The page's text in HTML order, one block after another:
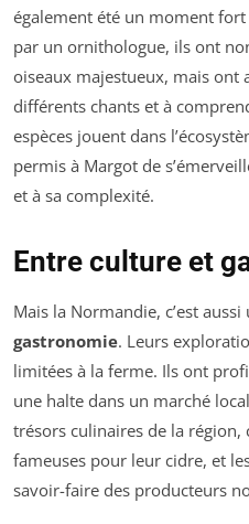
également été un moment
par un ornithologue, ils ont
oiseaux majestueux, mais ont
différents chants et à
espèces jouent dans
permis à Margot de
et à sa complexité.
Entre culture et
Mais la Normandie, c’est
gastronomie. Leurs
limitées à la ferme. Ils ont
une halte dans un marché
trésors culinaires de la région,
fameuses pour leur cidre, et
savoir-faire des producteurs